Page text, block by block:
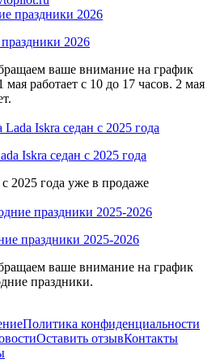
2026
ваше внимание на график
работает с 10 до 17 часов. 2 мая
Iskra седан с 2025 года
2025 года уже в продаже
праздники 2025-2026
ваше внимание на график
праздники.
Политика конфиденциальности
Оставить отзывКонтакты